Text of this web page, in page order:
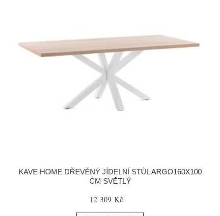
KAVE HOME DŘEVĚNÝ JÍDELNÍ STŮL ARGO160X100
CM SVĚTLÝ
12 309 Kč